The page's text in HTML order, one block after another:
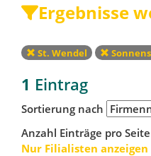
Ergebnisse
St. Wendel
1 Eintrag
Sortierung nach
Anzahl Einträge pro Seite
Nur Filialisten anzeigen